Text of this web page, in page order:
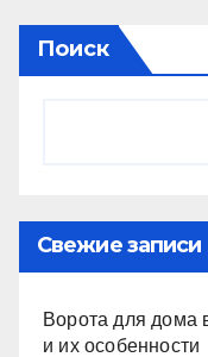
Поиск
Свежие записи
Ворота для дома
и их особенности